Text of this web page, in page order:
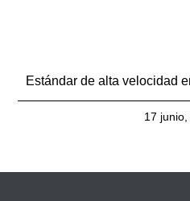
Estándar de alta velocidad
17